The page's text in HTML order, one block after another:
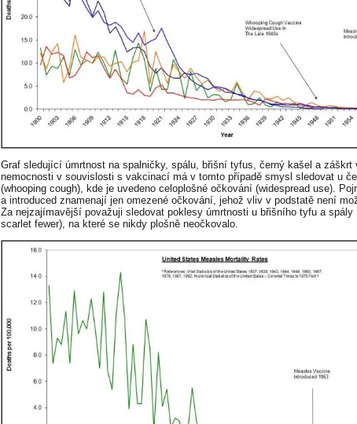
Graf sledující úmrtnost na spalničky, spálu, břišní tyfus, černý kašel a záškrt
nemocnosti v souvislosti s vakcinací má v tomto případě smysl sledovat u
(whooping cough), kde je uvedeno celoplošné očkování (widespread use).
a introduced znamenají jen omezené očkování, jehož vliv v podstatě není
Za nejzajímavější považuji sledovat poklesy úmrtnosti u břišního tyfu a spály
scarlet fewer), na které se nikdy plošně neočkovalo.